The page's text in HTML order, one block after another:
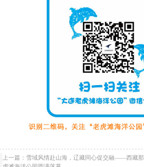
上一篇： 雪域风情赴山海，辽藏同心促交融——西藏